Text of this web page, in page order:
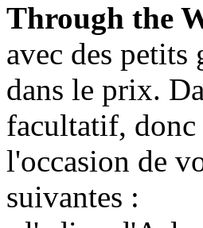
Through the
avec des petits
dans le prix.
facultatif, donc
l'occasion de
suivantes :